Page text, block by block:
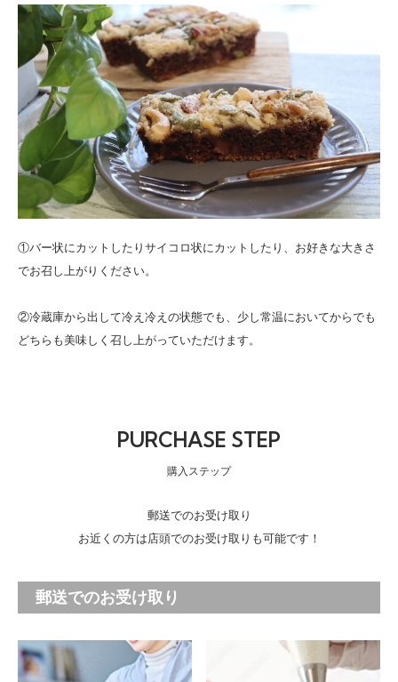
①バー状にカットしたりサイコロ状にカットしたり、お好きな大きさ
でお召し上がりください。
②冷蔵庫から出して冷え冷えの状態でも、少し常温においてからでも
どちらも美味しく召し上がっていただけます。
PURCHASE STEP
購入ステップ
郵送でのお受け取り
お近くの方は店頭でのお受け取りも可能です！
郵送でのお受け取り